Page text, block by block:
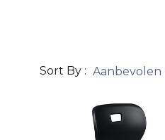
Sort By : Aanbevolen